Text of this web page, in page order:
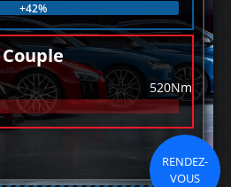
+42%
Couple
520Nm
RENDEZ-
VOUS